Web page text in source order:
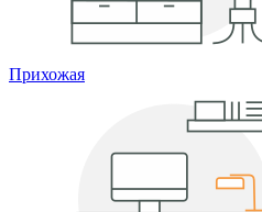
Прихожая